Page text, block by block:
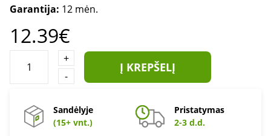
Garantija: 12 mėn.
12.39€
+
-
Į KREPŠELĮ
Sandėlyje
(15+ vnt.)
Pristatymas
2-3 d.d.